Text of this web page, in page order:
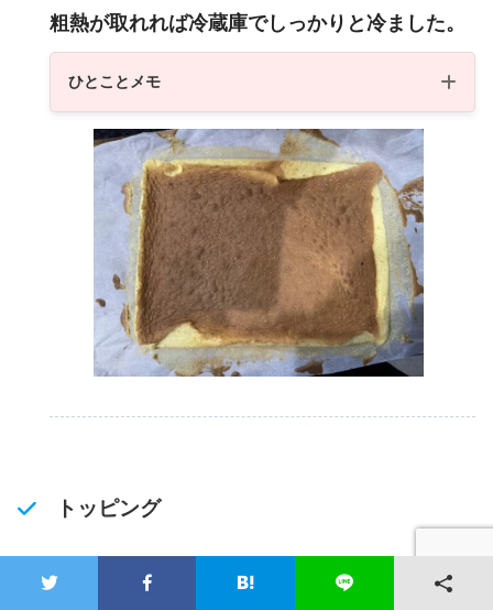
粗熱が取れれば冷蔵庫でしっかりと冷ました。
ひとことメモ
トッピング
(1) フルーツ